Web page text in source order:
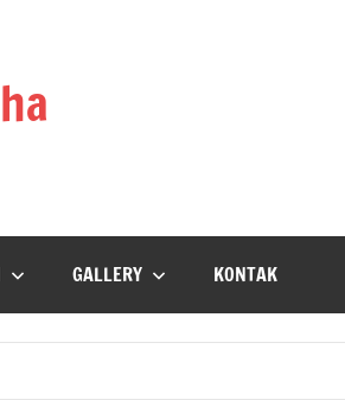
GALLERY KONTAK